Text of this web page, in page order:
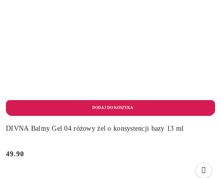
DIVNA Balmy Gel 04 różowy żel o konsystencji bazy 13 ml
Cena:
49.90